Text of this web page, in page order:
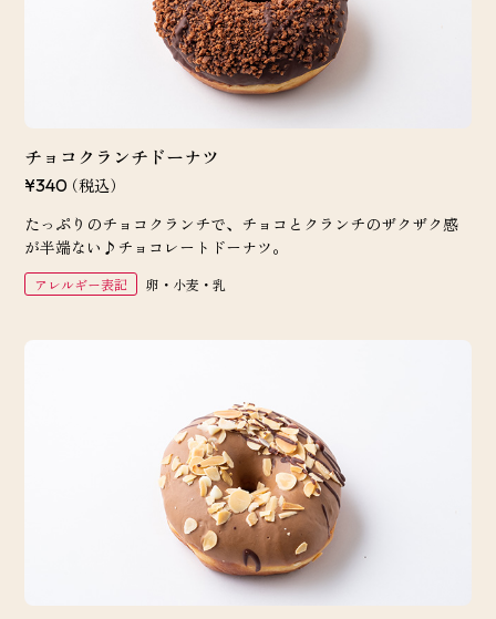
チョコクランチドーナツ
¥340（税込）
たっぷりのチョコクランチで、チョコとクランチのザクザク感
が半端ない♪チョコレートドーナツ。
アレルギー表記 卵・小麦・乳